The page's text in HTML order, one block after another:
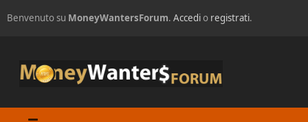
Benvenuto su MoneyWantersForum. Accedio registrati.